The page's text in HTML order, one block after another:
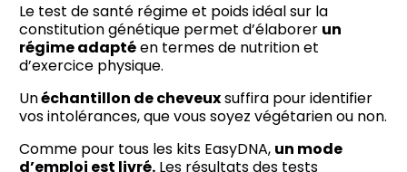
Le test de santé régime et poids idéal sur la
constitution génétique permet d’élaborer un
régime adaptéen termes de nutrition et
d’exercice physique.
Unéchantillon de cheveuxsuffira pour identifier
vos intolérances, que vous soyez végétarien ou non.
Comme pour tous les kits EasyDNA, un mode
d’emploi est livré. Les résultats des tests